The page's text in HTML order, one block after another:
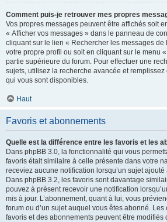
Comment puis-je retrouver mes propres
Vos propres messages peuvent être affichés soit
« Afficher vos messages » dans le panneau de
cliquant sur le lien « Rechercher les messages de
votre propre profil ou soit en cliquant sur le menu
partie supérieure du forum. Pour effectuer une
sujets, utilisez la recherche avancée et
qui vous sont disponibles.
Haut
Favoris et abonnements
Quelle est la différence entre les favoris et les
Dans phpBB 3.0, la fonctionnalité qui vous
favoris était similaire à celle présente dans votre
receviez aucune notification lorsqu’un sujet
Dans phpBB 3.2, les favoris sont davantage
pouvez à présent recevoir une notification
mis à jour. L’abonnement, quant à lui, vous
forum ou d’un sujet auquel vous êtes abonné.
favoris et des abonnements peuvent être modifiés